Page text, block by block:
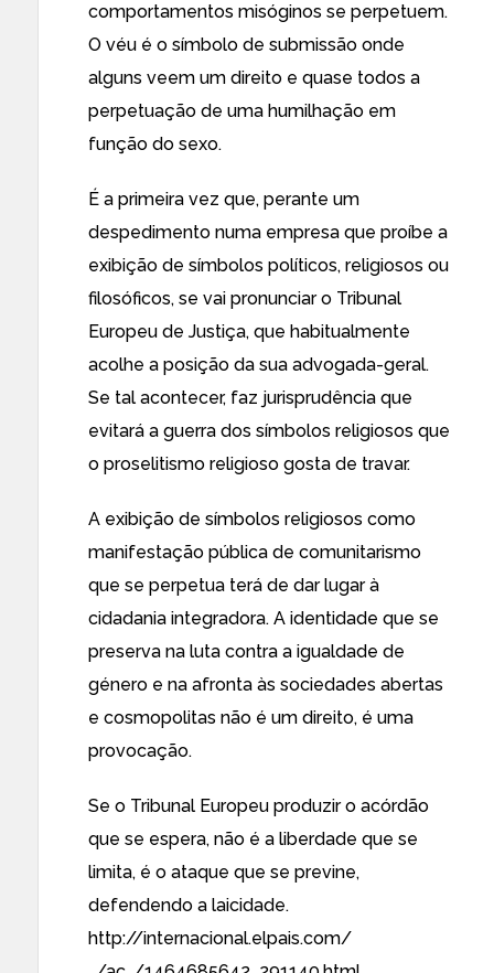
comportamentos misóginos se perpetuem.
O véu é o símbolo de submissão onde
alguns veem um direito e quase todos a
perpetuação de uma humilhação em
função do sexo.
É a primeira vez que, perante um
despedimento numa empresa que proíbe a
exibição de símbolos políticos, religiosos ou
filosóficos, se vai pronunciar o Tribunal
Europeu de Justiça, que habitualmente
acolhe a posição da sua advogada-geral.
Se tal acontecer, faz jurisprudência que
evitará a guerra dos símbolos religiosos que
o proselitismo religioso gosta de travar.
A exibição de símbolos religiosos como
manifestação pública de comunitarismo
que se perpetua terá de dar lugar à
cidadania integradora. A identidade que se
preserva na luta contra a igualdade de
género e na afronta às sociedades abertas
e cosmopolitas não é um direito, é uma
provocação.
Se o Tribunal Europeu produzir o acórdão
que se espera, não é a liberdade que se
limita, é o ataque que se previne,
defendendo a laicidade.
http://internacional.elpais.com/